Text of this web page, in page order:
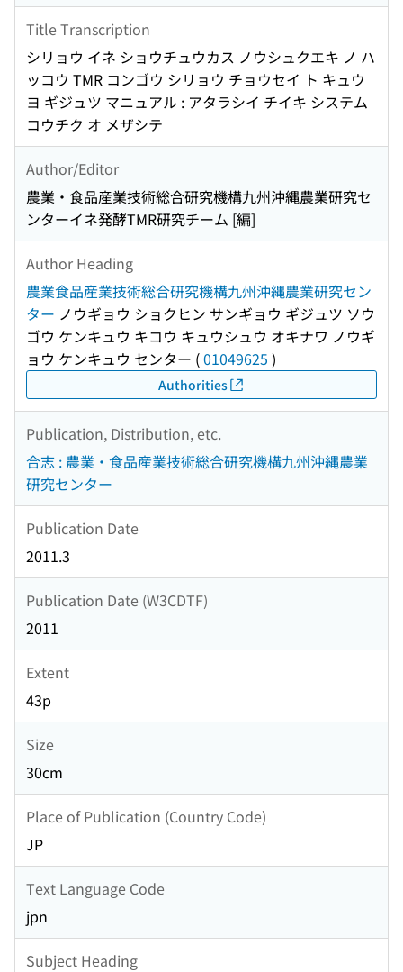
Title Transcription
シリョウ イネ ショウチュウカス ノウシュクエキ ノ ハ
ッコウ TMR コンゴウ シリョウ チョウセイ ト キュウ
ヨ ギジュツ マニュアル : アタラシイ チイキ システム
コウチク オ メザシテ
Author/Editor
農業・食品産業技術総合研究機構九州沖縄農業研究セ
ンターイネ発酵TMR研究チーム [編]
Author Heading
農業食品産業技術総合研究機構九州沖縄農業研究セン
ター ノウギョウ ショクヒン サンギョウ ギジュツ ソウ
ゴウ ケンキュウ キコウ キュウシュウ オキナワ ノウギ
ョウ ケンキュウ センター (01049625 )
Authorities
Publication, Distribution, etc.
合志 : 農業・食品産業技術総合研究機構九州沖縄農業
研究センター
Publication Date
2011.3
Publication Date (W3CDTF)
2011
Extent
43p
Size
30cm
Place of Publication (Country Code)
JP
Text Language Code
jpn
Subject Heading